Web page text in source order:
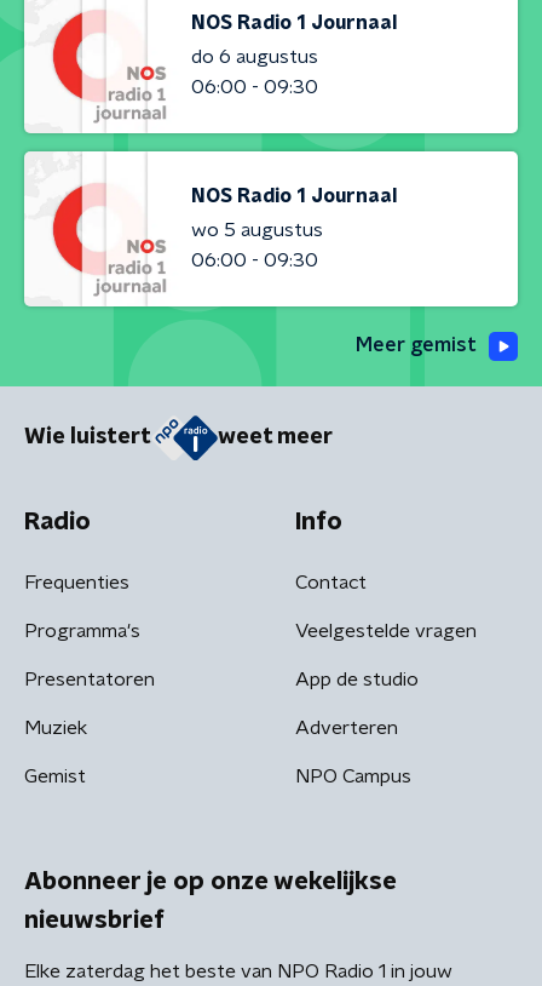
NOS Radio 1 Journaal
do 6 augustus
06:00 - 09:30
NOS Radio 1 Journaal
wo 5 augustus
06:00 - 09:30
Meer gemist
Wie luistert weet meer
Radio
Frequenties
Programma's
Presentatoren
Muziek
Gemist
Info
Contact
Veelgestelde vragen
App de studio
Adverteren
NPO Campus
Abonneer je op onze wekelijkse
nieuwsbrief
Elke zaterdag het beste van NPO Radio 1 in jouw